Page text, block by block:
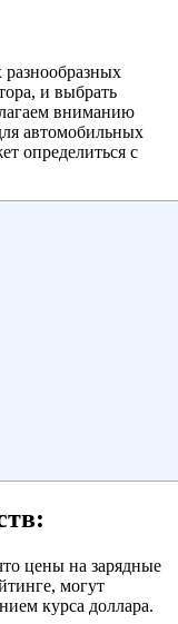
и выбрать
вниманию
автомобильных
определиться с
цены на зарядные
могут
курса доллара.